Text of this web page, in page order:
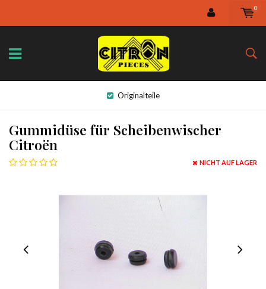
0
Originalteile
Gummidüse für Scheibenwischer
Citroën
NICHT AUF LAGER